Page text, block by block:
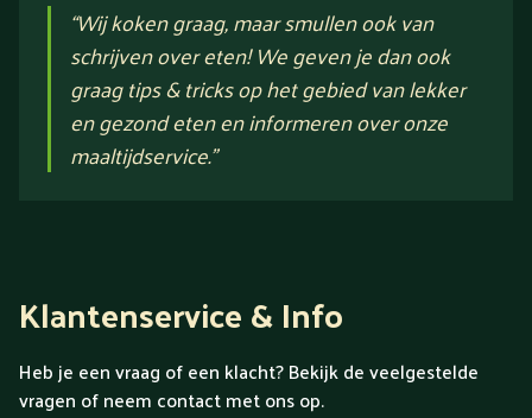
“Wij koken graag, maar smullen ook van
schrijven over eten! We geven je dan ook
graag tips & tricks op het gebied van lekker
en gezond eten en informeren over onze
maaltijdservice.”
Klantenservice & Info
Heb je een vraag of een klacht? Bekijk de veelgestelde
vragen of neem contact met ons op.